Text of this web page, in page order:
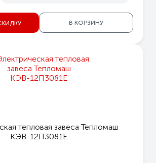
В КОРЗИНУ
тепловая завеса Тепломаш
КЭВ-12П3081E